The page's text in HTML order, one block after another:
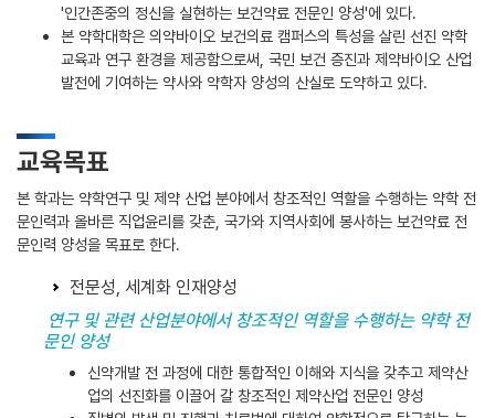
'인간존중의 정신을 실현하는 보건약료 전문인 양성'에 있다.
본 약학대학은 의약바이오 보건의료 캠퍼스의 특성을 살린 선진 약학
교육과 연구 환경을 제공함으로써, 국민 보건 증진과 제약바이오 산업
발전에 기여하는 약사와 약학자 양성의 산실로 도약하고 있다.
교육목표
본 학과는 약학연구 및 제약 산업 분야에서 창조적인 역할을 수행하는 약학 전
문인력과 올바른 직업윤리를 갖춘, 국가와 지역사회에 봉사하는 보건약료 전
문인력 양성을 목표로 한다.
전문성, 세계화 인재양성
연구 및 관련 산업분야에서 창조적인 역할을 수행하는 약학 전
문인 양성
신약개발 전 과정에 대한 통합적인 이해와 지식을 갖추고 제약산
업의 선진화를 이끌어 갈 창조적인 제약산업 전문인 양성